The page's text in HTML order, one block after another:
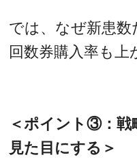
では、なぜ新患数
回数券購入率も上
＜ポイント③：戦
見た目にする＞